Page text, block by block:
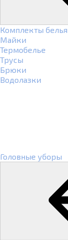
Комплекты белья
Майки
Термобелье
Трусы
Брюки
Водолазки
Головные уборы